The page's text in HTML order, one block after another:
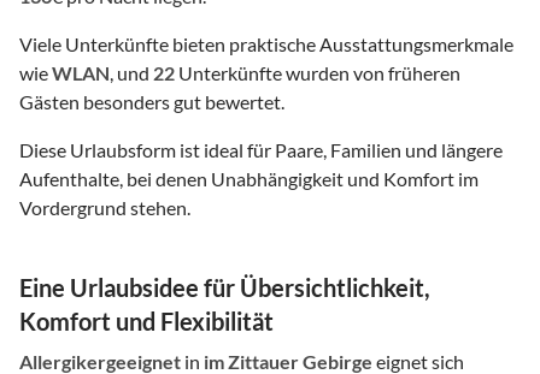
Viele Unterkünfte bieten praktische Ausstattungsmerkmale
wieWLAN , und 22 Unterkünfte wurden von früheren
Gästen besonders gut bewertet.
Diese Urlaubsform ist ideal für Paare, Familien und längere
Aufenthalte, bei denen Unabhängigkeit und Komfort im
Vordergrund stehen.
Eine Urlaubsidee für Übersichtlichkeit,
Komfort und Flexibilität
Allergikergeeignet in im Zittauer Gebirge eignet sich